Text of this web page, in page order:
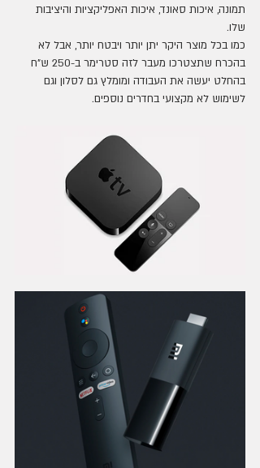
תמונה, איכות סאונד, איכות האפליקציות והיציבות
שלו.
כמו בכל מוצר היקר יתן יותר ויבטח יותר, אבל לא
בהכרח שתצטרכו מעבר לזה סטרימר ב-250 ש"ח
בהחלט יעשה את העבודה ומומלץ גם לסלון וגם
לשימוש לא מקצועי בחדרים נוספים.